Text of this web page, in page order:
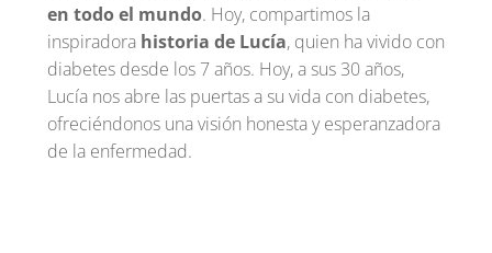
en todo el mundo. Hoy, compartimos la
inspiradora historia de Lucía, quien ha vivido con
diabetes desde los 7 años. Hoy, a sus 30 años,
Lucía nos abre las puertas a su vida con diabetes,
ofreciéndonos una visión honesta y esperanzadora
de la enfermedad.